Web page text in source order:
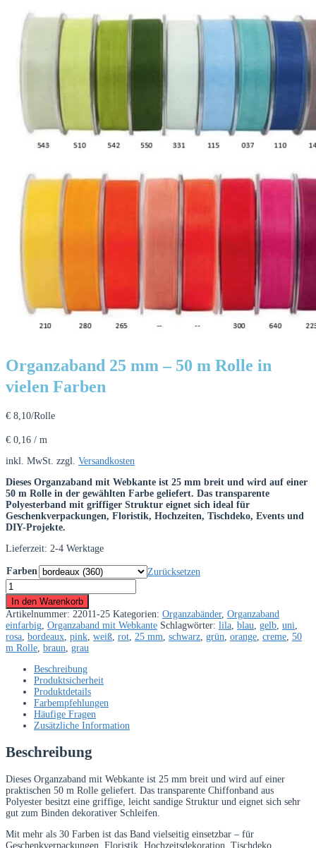
Organzaband 25 mm – 50 m Rolle in
vielen Farben
€ 8,10/Rolle
€ 0,16 / m
inkl. MwSt. zzgl. Versandkosten
Dieses Organzaband mit Webkante ist 25 mm breit und wird auf einer
50 m Rolle in der gewählten Farbe geliefert. Das transparente
Polyesterband mit griffiger Struktur eignet sich ideal für
Geschenkverpackungen, Floristik, Hochzeiten, Tischdeko, Events und
DIY-Projekte.
Lieferzeit: 2-4 Werktage
Farben
Zurücksetzen
Organzaband
25
mm
–
50
m
Rolle
vielen
Farben
Menge
In den Warenkorb
Artikelnummer: 22011-25 Kategorien: Organzabänder, Organzaband
einfarbig Organzaband mit Webkante Schlagwörter: lila blau gelb uni
rosa bordeaux pink weiß rot 25 mm schwarz grün orange creme 50
m Rolle braun grau
Beschreibung
Produktsicherheit
Produktdetails
Farbempfehlungen
Häufige Fragen
Zusätzliche Information
Beschreibung
Dieses Organzaband mit Webkante ist 25 mm breit und wird auf einer
praktischen 50 m Rolle geliefert. Das transparente Chiffonband aus
Polyester besitzt eine griffige, leicht sandige Struktur und eignet sich sehr
gut zum Binden dekorativer Schleifen.
Mit mehr als 30 Farben ist das Band vielseitig einsetzbar – für
Geschenkverpackungen, Floristik, Hochzeitsdekoration, Tischdeko,